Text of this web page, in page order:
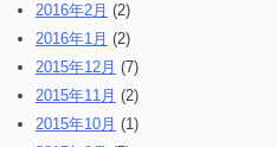
2016年2月 (2)
2016年1月 (2)
2015年12月 (7)
2015年11月 (2)
2015年10月 (1)